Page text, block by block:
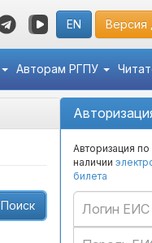
EN Версия
Авторам РГПУ
Авторизация
наличии
билета
Поиск